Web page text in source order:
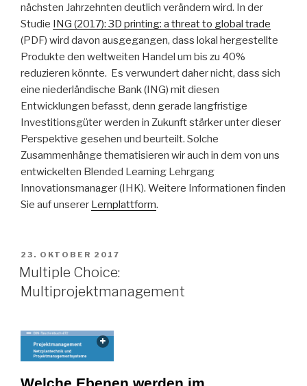
nächsten Jahrzehnten deutlich verändern wird. In der
Studie ING (2017): 3D printing: a threat to global trade
(PDF) wird davon ausgegangen, dass lokal hergestellte
Produkte den weltweiten Handel um bis zu 40%
reduzieren könnte. Es verwundert daher nicht, dass sich
eine niederländische Bank (ING) mit diesen
Entwicklungen befasst, denn gerade langfristige
Investitionsgüter werden in Zukunft stärker unter dieser
Perspektive gesehen und beurteilt. Solche
Zusammenhänge thematisieren wir auch in dem von uns
entwickelten Blended Learning Lehrgang
Innovationsmanager (IHK). Weitere Informationen finden
Sie auf unserer Lernplattform.
VERÖFFENTLICHT
AM
23. OKTOBER 2017
Multiple Choice:
Multiprojektmanagement